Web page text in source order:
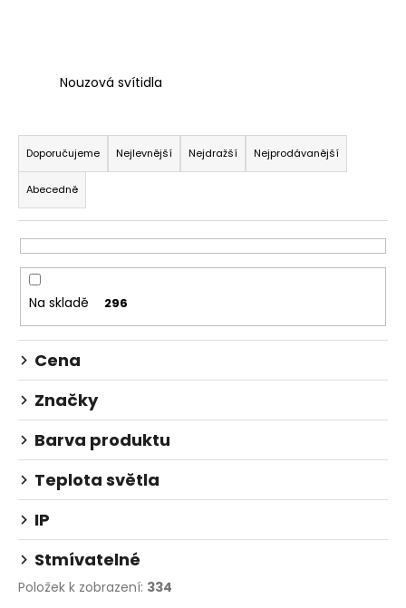
Nouzová svítidla
Ř
a
z
e
n
í
p
o
d
u
k
t
ů
Doporučujeme Nejlevnější Nejdražší Nejprodávanější
Abecedně
Na skladě 296
Cena
Značky
Barva produktu
Teplota světla
IP
Stmívatelné
Položek k zobrazení: 334
Původně:
673
Kč